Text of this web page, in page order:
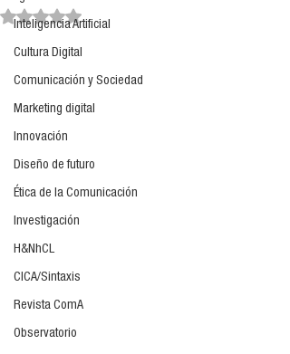
Inteligencia Artificial
Cultura Digital
Comunicación y Sociedad
Marketing digital
Innovación
Diseño de futuro
Ética de la Comunicación
Investigación
H&NhCL
CICA/Sintaxis
Revista ComA
Observatorio
Obtuvo NaN de 5 estrellas.